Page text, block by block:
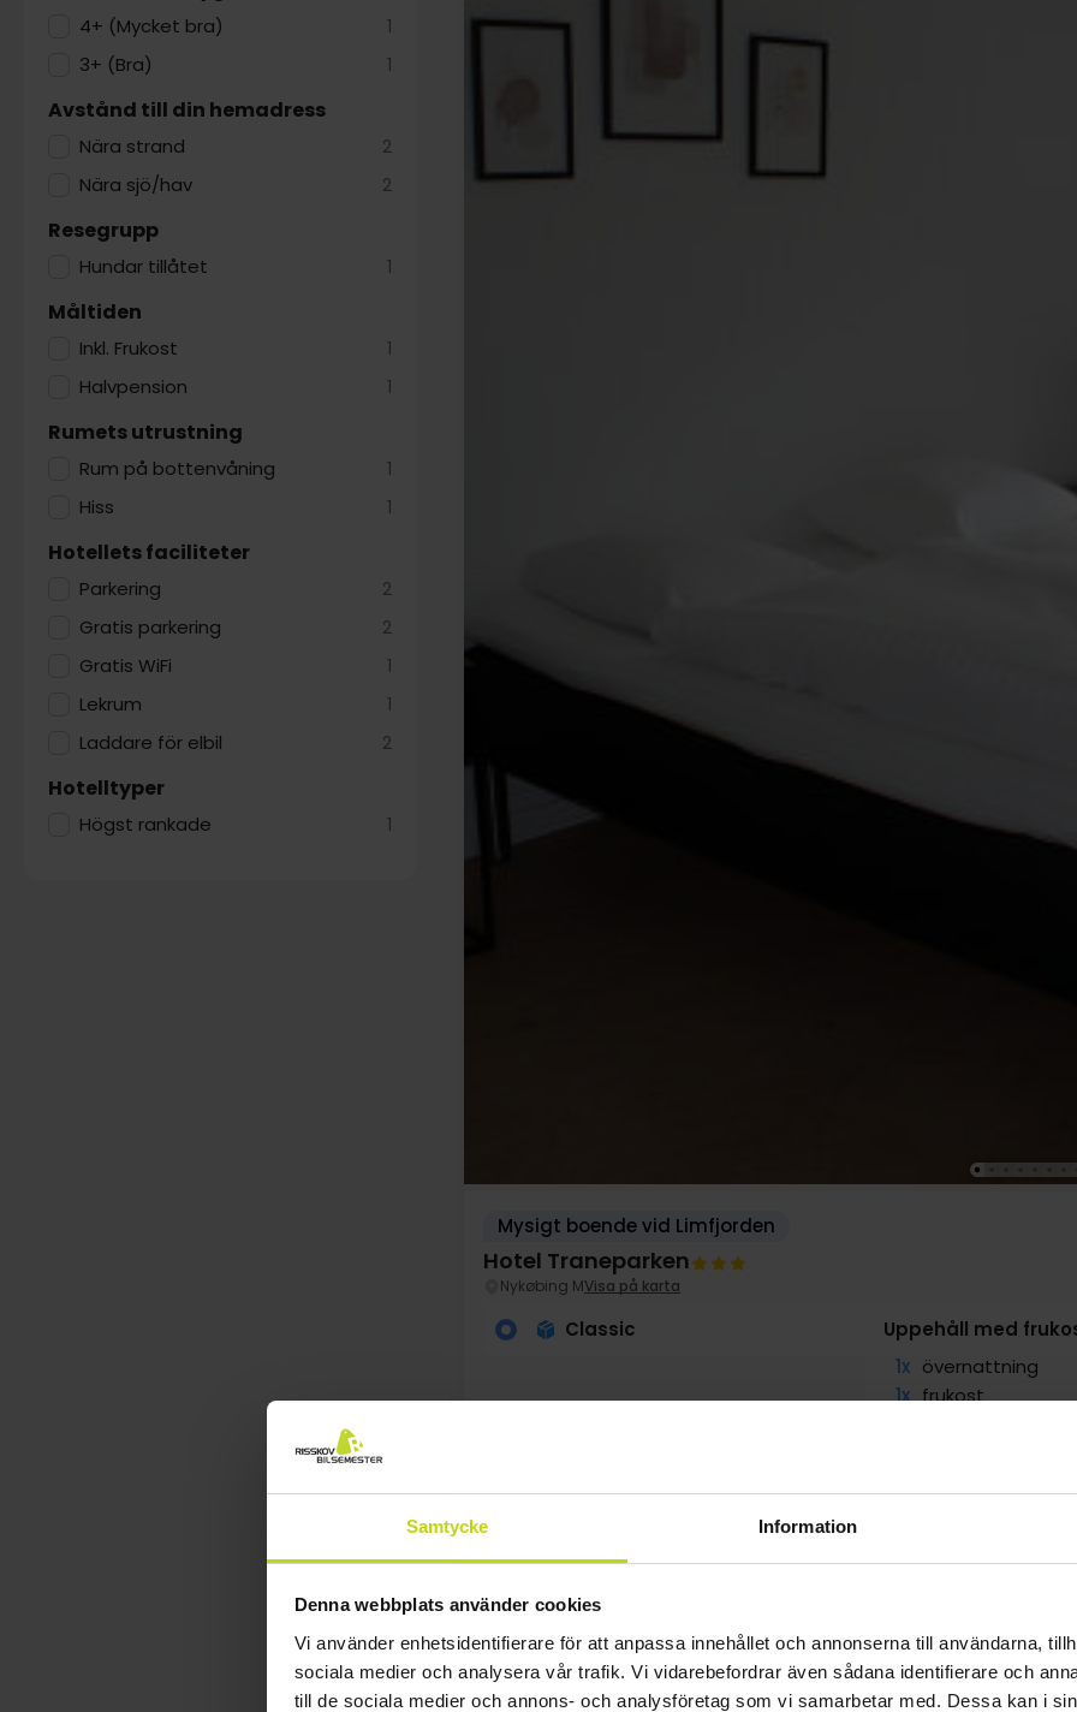
Samtycke Information
Denna webbplats använder cookies
Vi använder enhetsidentifierare för att anpassa innehållet och annonserna till användarna,
sociala medier och analysera vår trafik. Vi vidarebefordrar även sådana identifierare och
till de sociala medier och annons- och analysföretag som vi samarbetar med. Dessa kan i
4+ (Mycket bra) 1
3+ (Bra) 1
Avstånd till din hemadress
Nära strand 2
Nära sjö/hav 2
Resegrupp
Hundar tillåtet 1
Måltiden
Inkl. Frukost 1
Halvpension 1
Rumets utrustning
Rum på bottenvåning 1
Hiss 1
Hotellets faciliteter
Parkering 2
Gratis parkering 2
Gratis WiFi 1
Lekrum 1
Laddare för elbil 2
Hotelltyper
Högst rankade 1
Mysigt boende vid Limfjorden
Hotel Traneparken
Nykøbing MVisa på karta
Classic
Uppehåll med
1x övernattning
1x frukost
aug
Totalt 1458:-